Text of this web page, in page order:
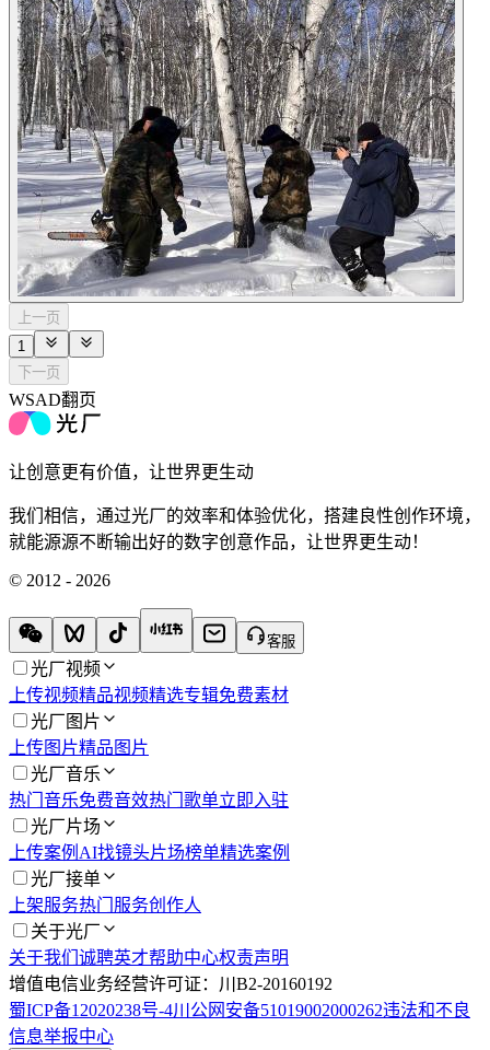
上一页
1
下一页
WSAD翻页
让创意更有价值，让世界更生动
我们相信，通过光厂的效率和体验优化，搭建良性创作环境，
就能源源不断输出好的数字创意作品，让世界更生动！
© 2012 - 2026
客服
光厂视频
上传视频精品视频精选专辑免费素材
光厂图片
上传图片精品图片
光厂音乐
热门音乐免费音效热门歌单立即入驻
光厂片场
上传案例 AI找镜头片场榜单精选案例
光厂接单
上架服务热门服务创作人
关于光厂
关于我们 诚聘英才帮助中心权责声明
增值电信业务经营许可证：川B2-20160192
蜀ICP备12020238号-4川公网安备51019002000262违法和不良
信息举报中心